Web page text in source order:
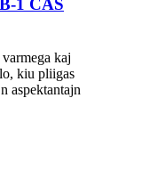
kaj
kiu pliigas
aspektantajn